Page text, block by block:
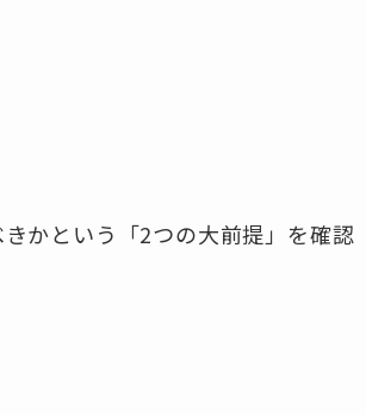
かという「2つの大前提」を確認